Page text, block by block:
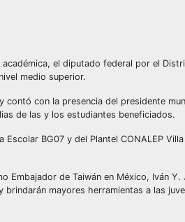
el diputado federal por el
medio superior.
con la presencia del presidente
de las y los estudiantes beneficiados.
BG07 y del Plantel CONALEP
Embajador de Taiwán en México, Iván
mayores herramientas a las